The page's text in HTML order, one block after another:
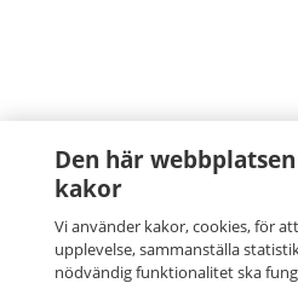
Den här
kakor
Vi använder kakor, cookies, för
upplevelse, sammanställa
nödvändig funktionalitet ska